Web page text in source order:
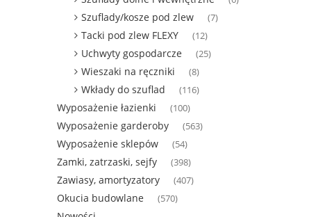
Szuflady/kosze pod zlew (7)
Tacki pod zlew FLEXY (12)
Uchwyty gospodarcze (25)
Wieszaki na ręczniki (8)
Wkłady do szuflad (116)
Wyposażenie łazienki (100)
Wyposażenie garderoby (563)
Wyposażenie sklepów (54)
Zamki, zatrzaski, sejfy (398)
Zawiasy, amortyzatory (407)
Okucia budowlane (570)